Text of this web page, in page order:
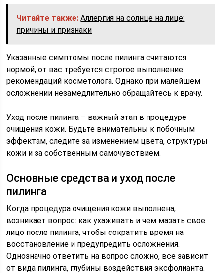
Читайте также: Аллергия на солнце на лице:
причины и признаки
Указанные симптомы после пилинга считаются
нормой, от вас требуется строгое выполнение
рекомендаций косметолога. Однако при малейшем
осложнении незамедлительно обращайтесь к врачу.
Уход после пилинга – важный этап в процедуре
очищения кожи. Будьте внимательны к побочным
эффектам, следите за изменением цвета, структуры
кожи и за собственным самочувствием.
Основные средства и уход после
пилинга
Когда процедура очищения кожи выполнена,
возникает вопрос: как ухаживать и чем мазать свое
лицо после пилинга, чтобы сократить время на
восстановление и предупредить осложнения.
Однозначно ответить на вопрос сложно, все зависит
от вида пилинга, глубины воздействия эксфолианта.